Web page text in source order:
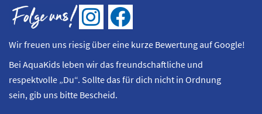
I
n
s
t
a
F
a
c
e
Wir freuen uns riesig über eine kurze Bewertung auf Google!
Bei AquaKids leben wir das freundschaftliche und
respektvolle „Du“. Sollte das für dich nicht in Ordnung
sein, gib uns bitte Bescheid.